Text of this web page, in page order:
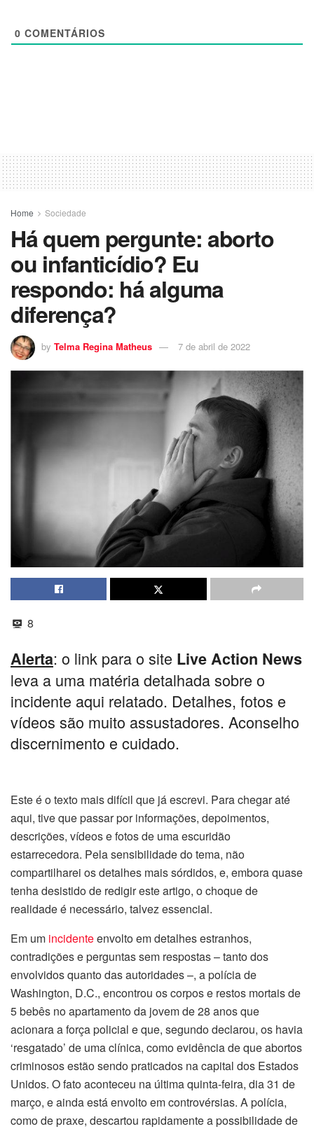
0 COMENTÁRIOS
Home Sociedade
Há quem pergunte: aborto
ou infanticídio? Eu
respondo: há alguma
diferença?
by Telma Regina Matheus 7 de abril de 2022
8
Alerta: o link para o site Live Action News
leva a uma matéria detalhada sobre o
incidente aqui relatado. Detalhes, fotos e
vídeos são muito assustadores. Aconselho
discernimento e cuidado.
Este é o texto mais difícil que já escrevi. Para chegar até
aqui, tive que passar por informações, depoimentos,
descrições, vídeos e fotos de uma escuridão
estarrecedora. Pela sensibilidade do tema, não
compartilharei os detalhes mais sórdidos, e, embora quase
tenha desistido de redigir este artigo, o choque de
realidade é necessário, talvez essencial.
Em um incidenteenvolto em detalhes estranhos,
contradições e perguntas sem respostas – tanto dos
envolvidos quanto das autoridades –, a polícia de
Washington, D.C., encontrou os corpos e restos mortais de
5 bebês no apartamento da jovem de 28 anos que
acionara a força policial e que, segundo declarou, os havia
‘resgatado’ de uma clínica, como evidência de que abortos
criminosos estão sendo praticados na capital dos Estados
Unidos. O fato aconteceu na última quinta-feira, dia 31 de
março, e ainda está envolto em controvérsias. A polícia,
como de praxe, descartou rapidamente a possibilidade de